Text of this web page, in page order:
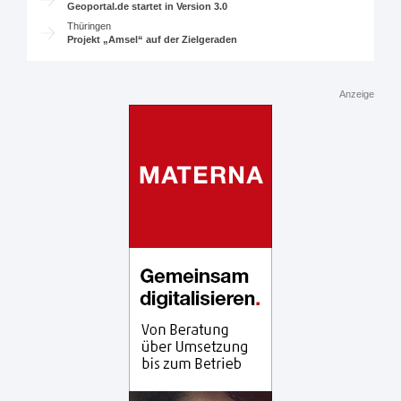
Geoportal.de startet in Version 3.0
Thüringen
Projekt „Amsel“ auf der Zielgeraden
Anzeige